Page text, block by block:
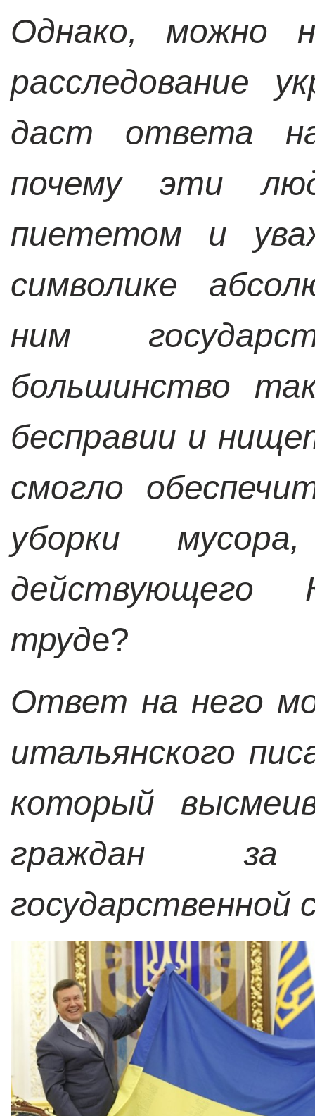
Однако, можно
расследование
даст ответа
почему эти
пиететом и
символике
ним
большинство
бесправии и
смогло
уборки
действующего
труде?
Ответ на него
итальянского
который
граждан
государственной